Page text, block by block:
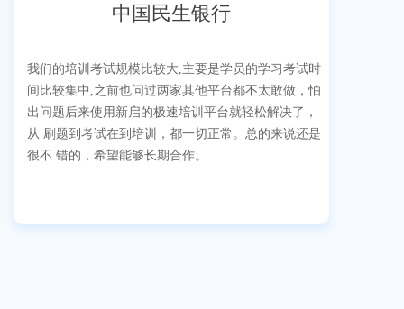
中国民生银行
我们的培训考试规模比较大,主要是学员的学习考试时
间比较集中,之前也问过两家其他平台都不太敢做，怕
出问题后来使用新启的极速培训平台就轻松解决了，
从 刷题到考试在到培训，都一切正常。总的来说还是
很不 错的，希望能够长期合作。